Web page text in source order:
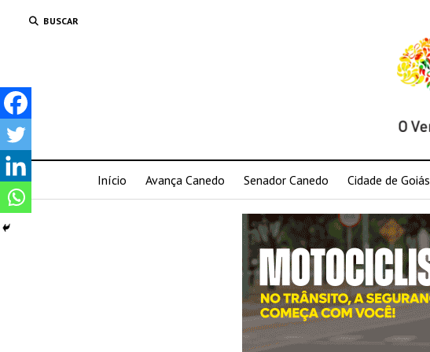
BUSCAR
Início Avança Canedo Senador Canedo Cidade de Goiás